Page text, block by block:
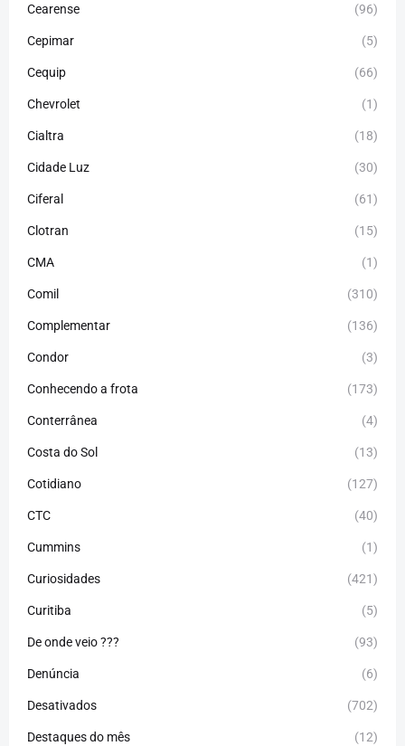
Cearense (96)
Cepimar (5)
Cequip (66)
Chevrolet (1)
Cialtra (18)
Cidade Luz (30)
Ciferal (61)
Clotran (15)
CMA (1)
Comil (310)
Complementar (136)
Condor (3)
Conhecendo a frota (173)
Conterrânea (4)
Costa do Sol (13)
Cotidiano (127)
CTC (40)
Cummins (1)
Curiosidades (421)
Curitiba (5)
De onde veio ??? (93)
Denúncia (6)
Desativados (702)
Destaques do mês (12)